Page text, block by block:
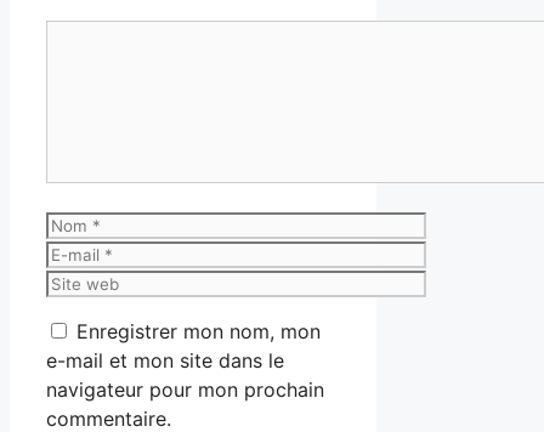
Nom
E-
mail
Site
Enregistrer mon nom, mon
e-mail et mon site dans le
navigateur pour mon prochain
commentaire.